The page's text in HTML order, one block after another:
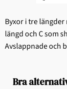
Byxor i tre
längd och C som
Avslappnade och
Bra